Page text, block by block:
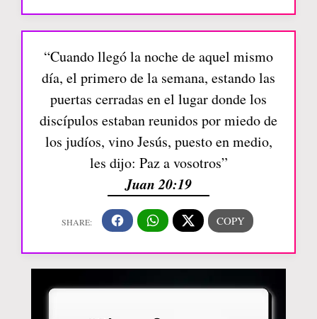
“Cuando llegó la noche de aquel mismo
día, el primero de la semana, estando las
puertas cerradas en el lugar donde los
discípulos estaban reunidos por miedo de
los judíos, vino Jesús, puesto en medio,
les dijo: Paz a vosotros”
Juan 20:19